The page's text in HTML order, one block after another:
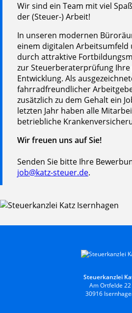
Wir sind ein Team mit viel
der (Steuer-) Arbeit!
In unseren modernen
einem digitalen
durch attraktive
zur Steuerberaterprüfung
Entwicklung. Als
fahrradfreundlicher
zusätzlich zu dem Gehalt ein
letzten Jahr haben alle
betriebliche
Wir freuen uns auf Sie!
Senden Sie bitte Ihre
job@katz-steuer.de.
Steuerkanzlei
Am Ortfelde 22
30916